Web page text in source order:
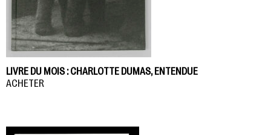
LIVRE DU MOIS : CHARLOTTE DUMAS, ENTENDUE
ACHETER